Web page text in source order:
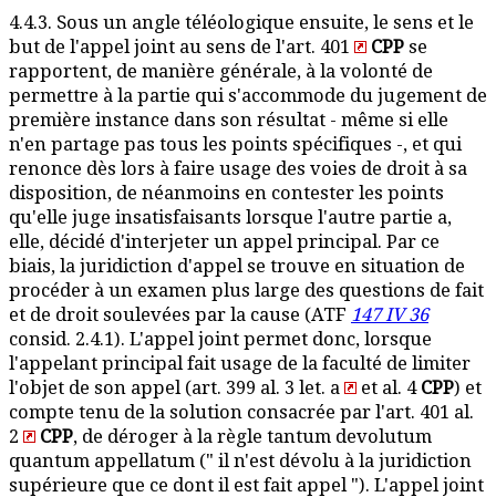
4.4.3. Sous un angle téléologique ensuite, le sens et le
but de l'appel joint au sens de l'art. 401
CPP se
rapportent, de manière générale, à la volonté de
permettre à la partie qui s'accommode du jugement de
première instance dans son résultat - même si elle
n'en partage pas tous les points spécifiques -, et qui
renonce dès lors à faire usage des voies de droit à sa
disposition, de néanmoins en contester les points
qu'elle juge insatisfaisants lorsque l'autre partie a,
elle, décidé d'interjeter un appel principal. Par ce
biais, la juridiction d'appel se trouve en situation de
procéder à un examen plus large des questions de fait
et de droit soulevées par la cause (ATF 147 IV 36
consid. 2.4.1). L'appel joint permet donc, lorsque
l'appelant principal fait usage de la faculté de limiter
l'objet de son appel (art. 399 al. 3 let. a
et al. 4 CPP) et
compte tenu de la solution consacrée par l'art. 401 al.
2
CPP, de déroger à la règle tantum devolutum
quantum appellatum (" il n'est dévolu à la juridiction
supérieure que ce dont il est fait appel "). L'appel joint